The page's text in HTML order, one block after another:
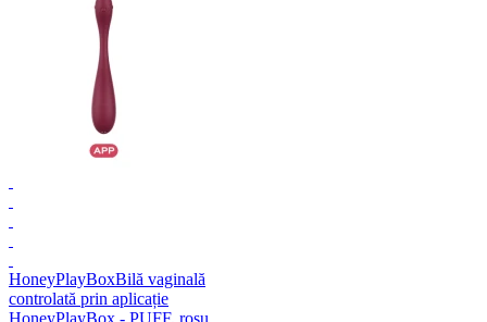
HoneyPlayBoxBilă vaginală
controlată prin aplicație
HoneyPlayBox - PUFF, roșu